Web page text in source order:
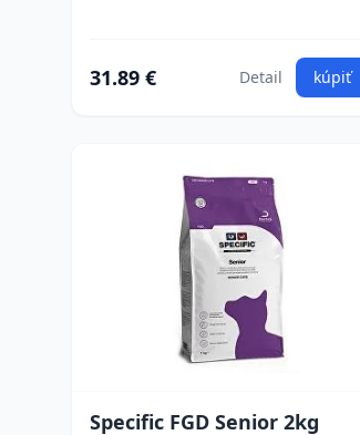
31.89 € Detail kúpiť
Specific FGD Senior 2kg